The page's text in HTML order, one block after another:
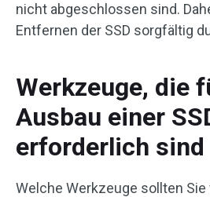
nicht abgeschlossen sind.
Entfernen der SSD sorgfältig
Werkzeuge, die
Ausbau einer
erforderlich sind
Welche Werkzeuge sollten